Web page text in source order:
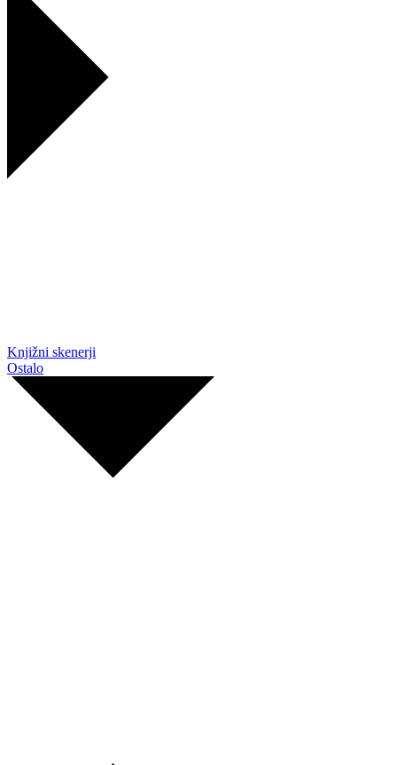
Knjižni skenerji
Ostalo